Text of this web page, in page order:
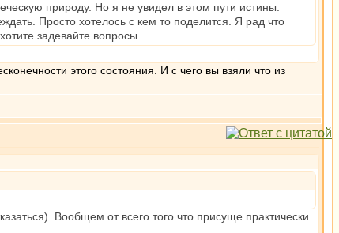
природу. Но я не увидел в этом пути истины.
Просто хотелось с кем то поделится. Я рад что
задевайте вопросы
этого состояния. И с чего вы взяли что из
Вообщем от всего того что присуще практически